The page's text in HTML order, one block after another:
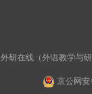
外研在线（外语教学与
京公网